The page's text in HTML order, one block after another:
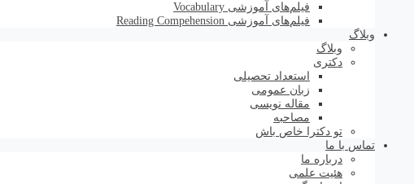
فیلم‌های آموزشی Vocabulary
فیلم‌های آموزشی Reading Compehension
وبلاگ
وبلاگ
دکتری
استعداد تحصیلی
زبان عمومی
مقاله نویسی
مصاحبه
تو دکترا خاص باش
تماس با ما
درباره ما
هئیت علمی